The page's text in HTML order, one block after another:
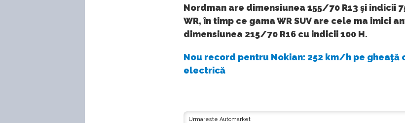
Nordman are dimensiunea 155/70 R13 şi indicii
WR, în timp ce gama WR SUV are cele ma imici
dimensiunea 215/70 R16 cu indicii 100 H.
Nou record pentru Nokian: 252 km/h pe gheaţă
electrică
Urmareste Automarket